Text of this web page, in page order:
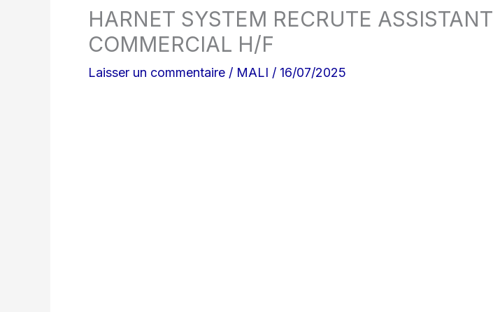
HARNET SYSTEM RECRUTE ASSISTANT
COMMERCIAL H/F
Laisser un commentaire / MALI / 16/07/2025